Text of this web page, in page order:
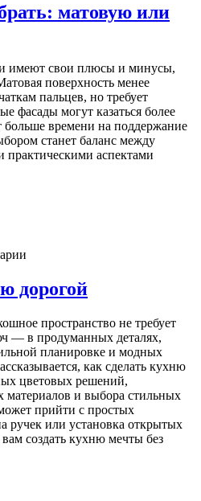
матовую или
имеют свои плюсы и минусы,
поверхность менее
пальцев, но требует
фасады могут казаться более
времени на поддержание
станет баланс между
аспектами
дорогой
пространство не требует
— в продуманных деталях,
планировке и модных
как сделать кухню
цветовых решений,
материалов и выбора стильных
прийти с простых
ручек или установка открытых
создать кухню мечты без